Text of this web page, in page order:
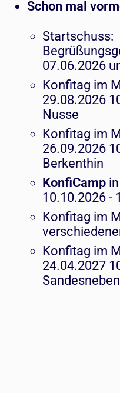
Schon mal
Startschuss:
07.06.2026
Konfitag im
29.08.2026
Nusse
Konfitag im
26.09.2026
Berkenthin
KonfiCamp
10.10.2026 -
Konfitag im
Konfitag im
24.04.2027
Sandesneben